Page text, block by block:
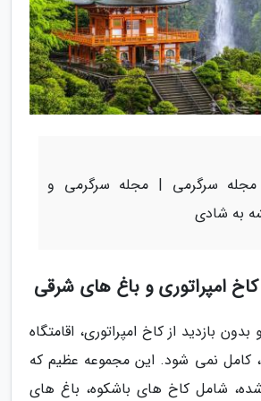
سرگرمی | مجله سرگرمی و
به شادی
امپراتوری و باغ های شرقی
بازدید از کاخ امپراتوری، اقامتگاه
کامل نمی شود. این مجموعه عظیم که
شامل کاخ های باشکوه، باغ های